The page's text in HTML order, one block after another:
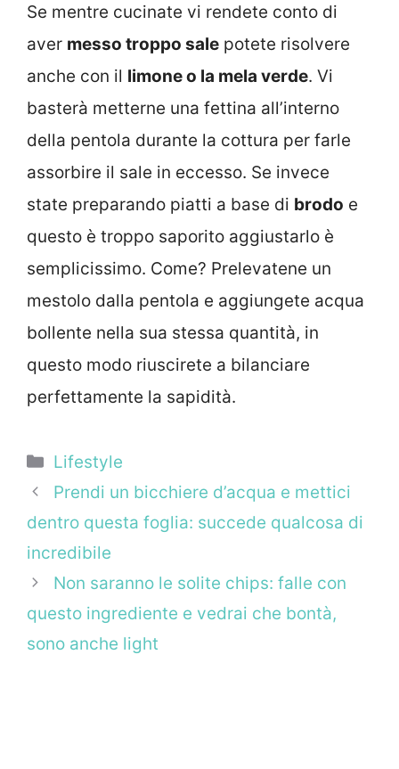
Se mentre cucinate vi rendete conto di
aver messo troppo sale potete risolvere
anche con il limone o la mela verde. Vi
basterà metterne una fettina all’interno
della pentola durante la cottura per farle
assorbire il sale in eccesso. Se invece
state preparando piatti a base di brodo e
questo è troppo saporito aggiustarlo è
semplicissimo. Come? Prelevatene un
mestolo dalla pentola e aggiungete acqua
bollente nella sua stessa quantità, in
questo modo riuscirete a bilanciare
perfettamente la sapidità.
Categorie
Lifestyle
Prendi un bicchiere d’acqua e mettici
dentro questa foglia: succede qualcosa di
incredibile
Non saranno le solite chips: falle con
questo ingrediente e vedrai che bontà,
sono anche light